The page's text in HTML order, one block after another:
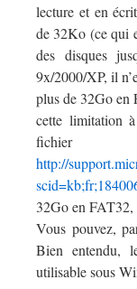
lecture et en
de 32Ko (ce qui
des disques
9x/2000/XP, il
plus de 32Go en
cette limitation
http://
32Go en
Vous pouvez,
Bien entendu,
utilisable sous